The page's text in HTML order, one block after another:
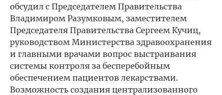
обсудил с Председателем Правительства
Владимиром Разумковым, заместителем
Председателя Правительства Сергеем Кучиц,
руководством Министерства здравоохранения
и главными врачами вопрос выстраивания
системы контроля за бесперебойным
обеспечением пациентов лекарствами.
Возможность создания централизованного